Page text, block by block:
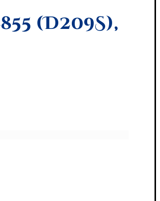
(D209S),